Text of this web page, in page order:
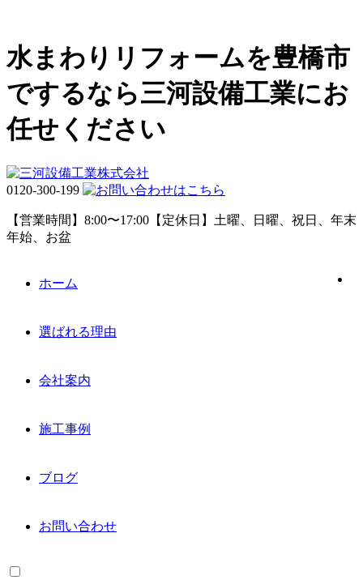
水まわりリフォームを豊橋市
でするなら三河設備工業にお
任せください
0120-300-199
【営業時間】8:00〜17:00【定休日】土曜、日曜、祝日、年末
年始、お盆
ホーム
選ばれる理由
会社案内
施工事例
ブログ
お問い合わせ